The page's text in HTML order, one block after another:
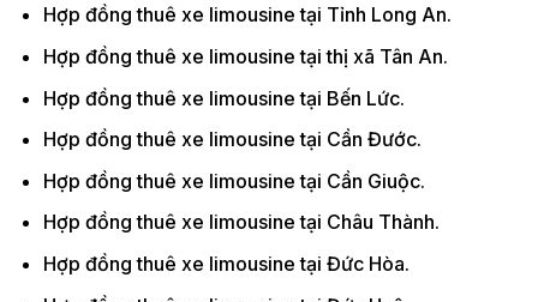
Hợp đồng thuê xe limousine tại Tỉnh Long An.
Hợp đồng thuê xe limousine tại thị xã Tân An.
Hợp đồng thuê xe limousine tại Bến Lức.
Hợp đồng thuê xe limousine tại Cần Đước.
Hợp đồng thuê xe limousine tại Cần Giuộc.
Hợp đồng thuê xe limousine tại Châu Thành.
Hợp đồng thuê xe limousine tại Đức Hòa.